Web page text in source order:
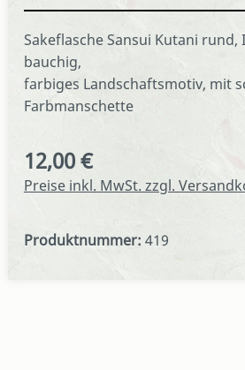
Sakeflasche Sansui Kutani rund,
bauchig,
farbiges Landschaftsmotiv, mit
Farbmanschette
Regulärer Preis:
12,00 €
Preise inkl. MwSt. zzgl.
Produktnummer: 419